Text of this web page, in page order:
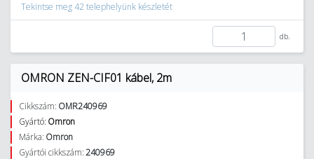
Tekintse meg 42 telephelyünk készletét
db.
OMRON ZEN-CIF01 kábel, 2m
Cikkszám: OMR240969
Gyártó: Omron
Márka: Omron
Gyártói cikkszám:240969